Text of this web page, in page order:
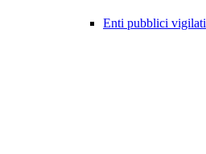
Enti pubblici vigilati